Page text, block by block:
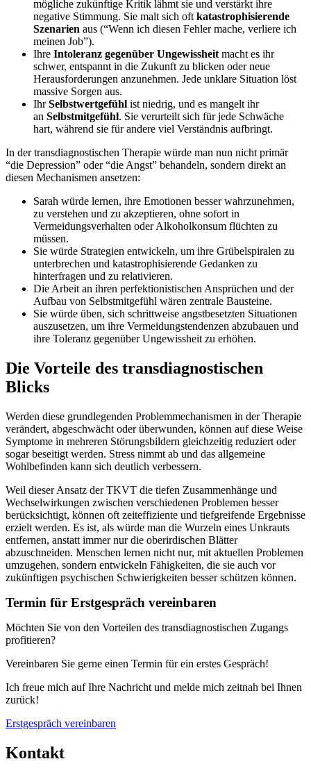
mögliche zukünftige Kritik lähmt sie und verstärkt ihre
negative Stimmung. Sie malt sich oft katastrophisierende
Szenarien aus (“Wenn ich diesen Fehler mache, verliere ich
meinen Job”).
Ihre Intoleranz gegenüber Ungewissheit macht es ihr
schwer, entspannt in die Zukunft zu blicken oder neue
Herausforderungen anzunehmen. Jede unklare Situation löst
massive Sorgen aus.
IhrSelbstwertgefühl ist niedrig, und es mangelt ihr
an Selbstmitgefühl. Sie verurteilt sich für jede Schwäche
hart, während sie für andere viel Verständnis aufbringt.
In der transdiagnostischen Therapie würde man nun nicht primär
“die Depression” oder “die Angst” behandeln, sondern direkt an
diesen Mechanismen ansetzen:
Sarah würde lernen, ihre Emotionen besser wahrzunehmen,
zu verstehen und zu akzeptieren, ohne sofort in
Vermeidungsverhalten oder Alkoholkonsum flüchten zu
müssen.
Sie würde Strategien entwickeln, um ihre Grübelspiralen zu
unterbrechen und katastrophisierende Gedanken zu
hinterfragen und zu relativieren.
Die Arbeit an ihren perfektionistischen Ansprüchen und der
Aufbau von Selbstmitgefühl wären zentrale Bausteine.
Sie würde üben, sich schrittweise angstbesetzten Situationen
auszusetzen, um ihre Vermeidungstendenzen abzubauen und
ihre Toleranz gegenüber Ungewissheit zu erhöhen.
Die Vorteile des transdiagnostischen
Blicks
Werden diese grundlegenden Problemmechanismen in der Therapie
verändert, abgeschwächt oder überwunden, können auf diese Weise
Symptome in mehreren Störungsbildern gleichzeitig reduziert oder
sogar beseitigt werden. Stress nimmt ab und das allgemeine
Wohlbefinden kann sich deutlich verbessern.
Weil dieser Ansatz der TKVT die tiefen Zusammenhänge und
Wechselwirkungen zwischen verschiedenen Problemen besser
berücksichtigt, können oft zeiteffiziente und tiefgreifende Ergebnisse
erzielt werden. Es ist, als würde man die Wurzeln eines Unkrauts
entfernen, anstatt immer nur die oberirdischen Blätter
abzuschneiden. Menschen lernen nicht nur, mit aktuellen Problemen
umzugehen, sondern entwickeln Fähigkeiten, die sie auch vor
zukünftigen psychischen Schwierigkeiten besser schützen können.
Termin für Erstgespräch vereinbaren
Möchten Sie von den Vorteilen des transdiagnostischen Zugangs
profitieren?
Vereinbaren Sie gerne einen Termin für ein erstes Gespräch!
Ich freue mich auf Ihre Nachricht und melde mich zeitnah bei Ihnen
zurück!
Erstgespräch vereinbaren
Kontakt